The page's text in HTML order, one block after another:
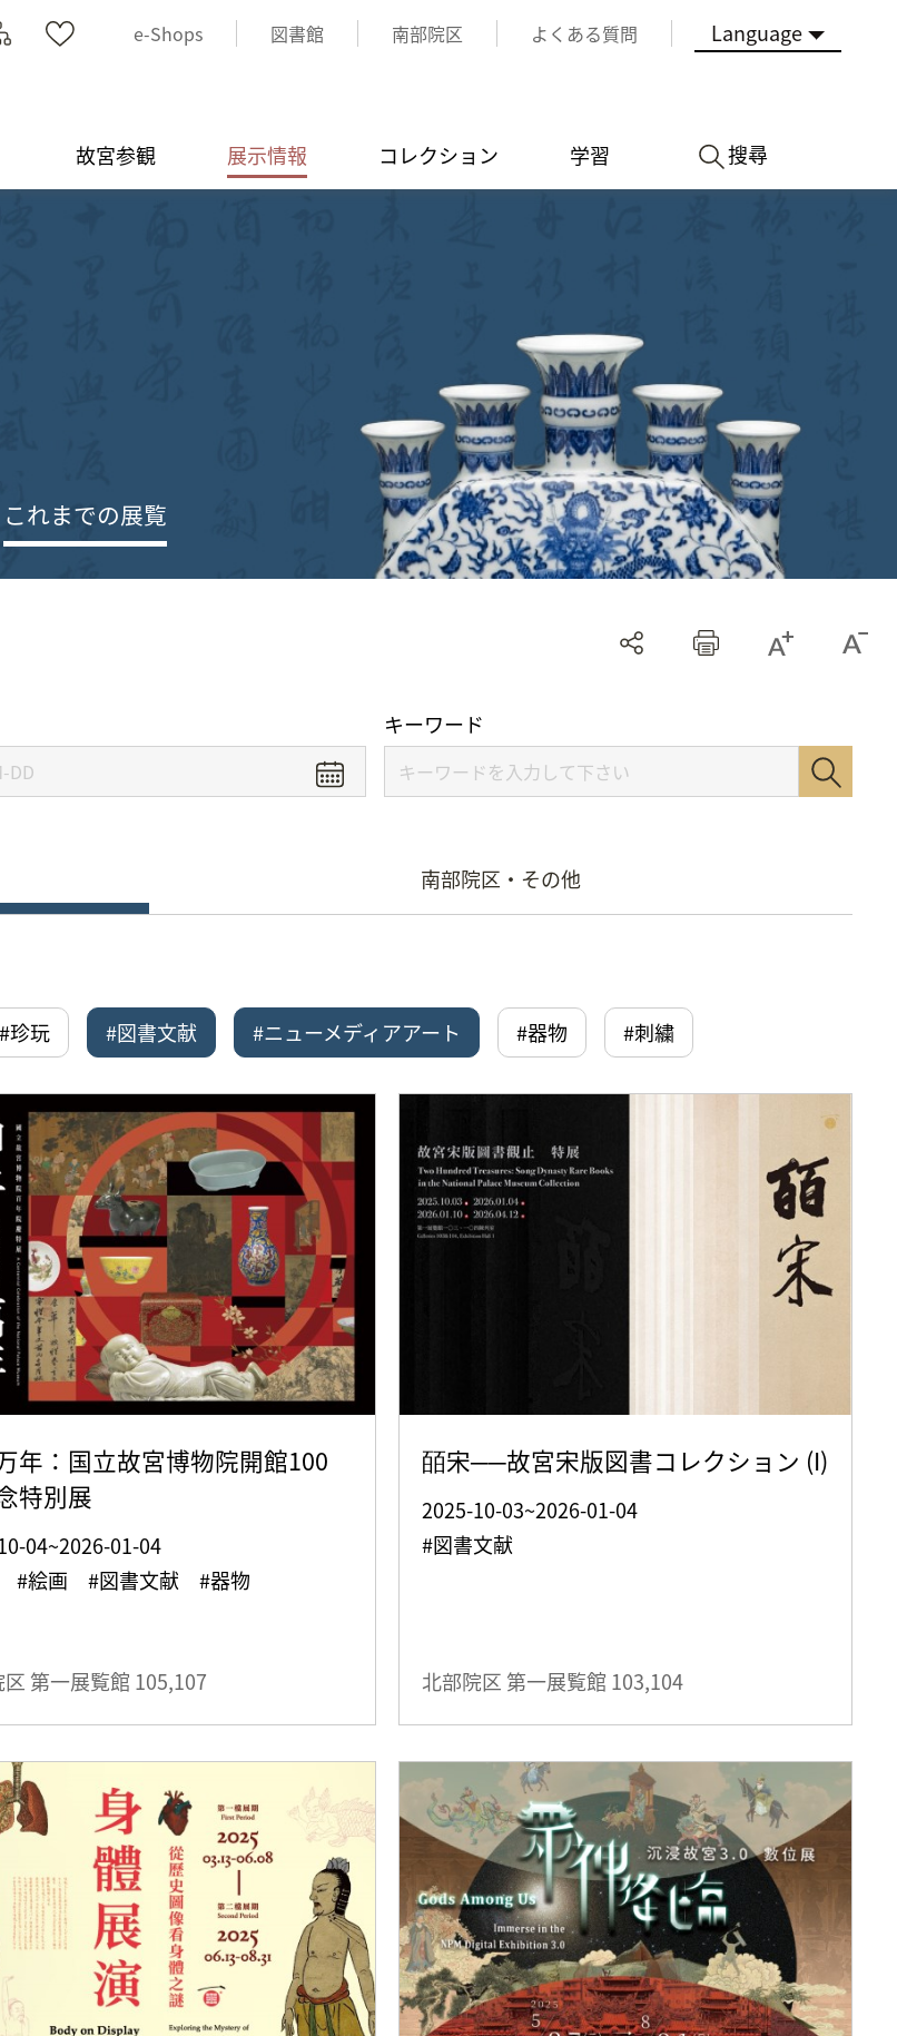
e-Shops 図書館 南部院区 よくある質問 Language
故宮参観 展示情報 コレクション 学習 搜尋
これまでの展覧
キーワード
南部院区・その他
#珍玩 #図書文献 #ニューメディアアート #器物 #刺繍
年：国立故宮博物院開館100
特別展
04~2026-01-04
#絵画 #図書文献 #器物
第一展覧館 105,107
皕宋──故宮宋版図書コレクション (I)
2025-10-03~2026-01-04
#図書文献
北部院区 第一展覧館 103,104